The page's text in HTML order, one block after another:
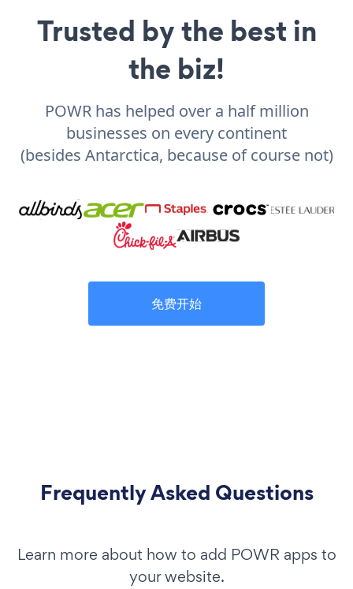
Trusted by the best in
the biz!
POWR has helped over a half million
businesses on every continent
(besides Antarctica, because of course not)
免费开始
Frequently Asked Questions
Learn more about how to add POWR apps to
your website.